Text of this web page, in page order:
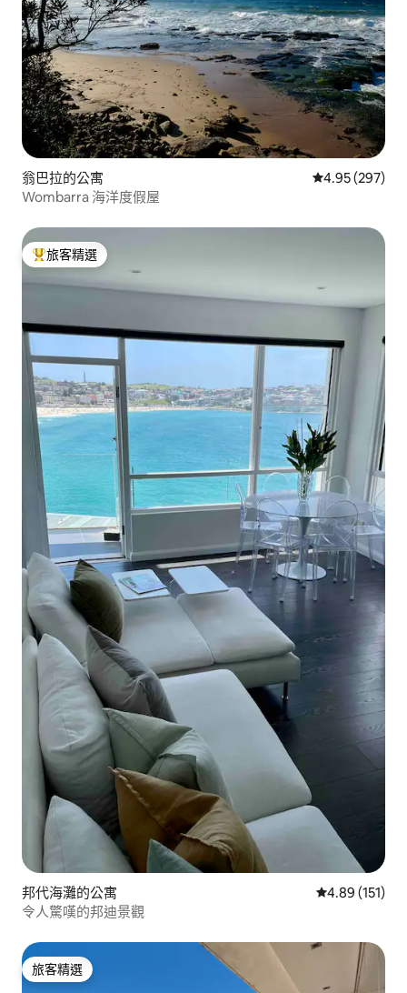
翁巴拉的公寓 從 297 則評價
4.95 (297)
Wombarra 海洋度假屋
旅客精選榜首
旅客精選
邦代海灘的公寓 從 151 則評價
4.89 (151)
令人驚嘆的邦迪景觀
旅客精選
旅客精選